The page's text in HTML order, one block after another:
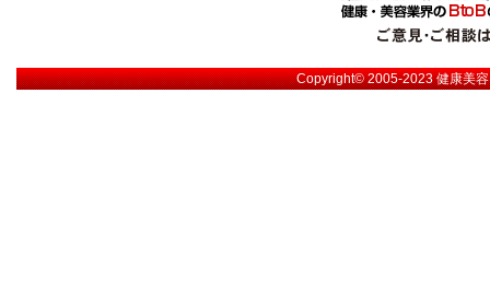
Copyright© 2005-2023健康美